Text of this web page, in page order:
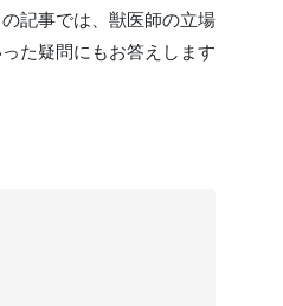
記事では、獣医師の立場
た疑問にもお答えします